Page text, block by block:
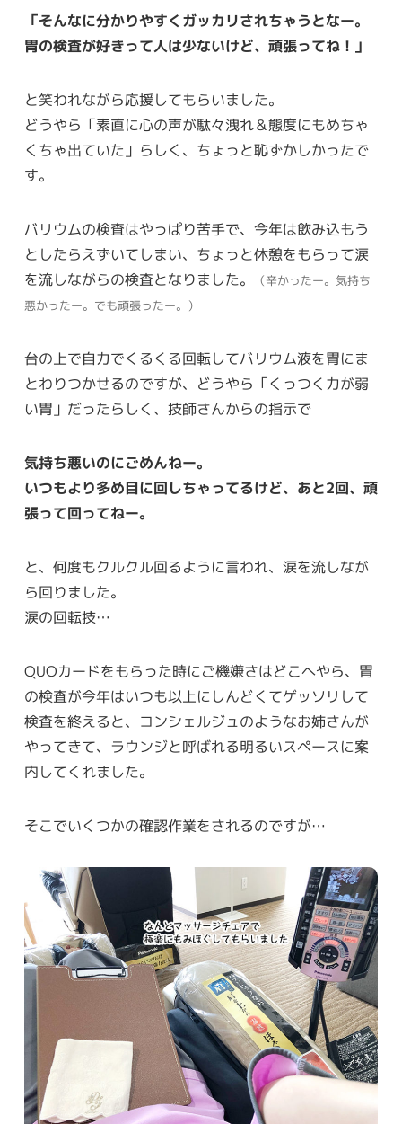
「そんなに分かりやすくガッカリされちゃうとなー。
胃の検査が好きって人は少ないけど、頑張ってね！」
と笑われながら応援してもらいました。
どうやら「素直に心の声が駄々洩れ＆態度にもめちゃ
くちゃ出ていた」らしく、ちょっと恥ずかしかったで
す。
バリウムの検査はやっぱり苦手で、今年は飲み込もう
としたらえずいてしまい、ちょっと休憩をもらって涙
を流しながらの検査となりました。
（辛かったー。気持ち
悪かったー。でも頑張ったー。）
台の上で自力でくるくる回転してバリウム液を胃にま
とわりつかせるのですが、どうやら「くっつく力が弱
い胃」だったらしく、技師さんからの指示で
気持ち悪いのにごめんねー。
いつもより多め目に回しちゃってるけど、あと2回、頑
張って回ってねー。
と、何度もクルクル回るように言われ、涙を流しなが
ら回りました。
涙の回転技…
QUOカードをもらった時にご機嫌さはどこへやら、胃
の検査が今年はいつも以上にしんどくてゲッソリして
検査を終えると、コンシェルジュのようなお姉さんが
やってきて、ラウンジと呼ばれる明るいスペースに案
内してくれました。
そこでいくつかの確認作業をされるのですが…